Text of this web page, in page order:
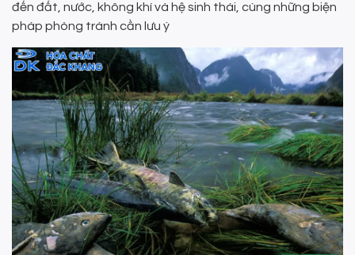
đến đất, nước, không khí và hệ sinh thái, cùng những biện
pháp phòng tránh cần lưu ý